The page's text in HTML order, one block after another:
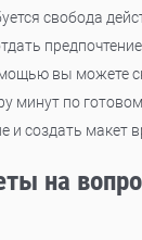
свобода
вы можете
минут по
и создать макет
на